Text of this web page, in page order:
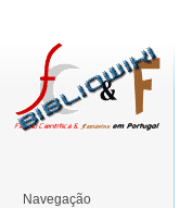
Navegação